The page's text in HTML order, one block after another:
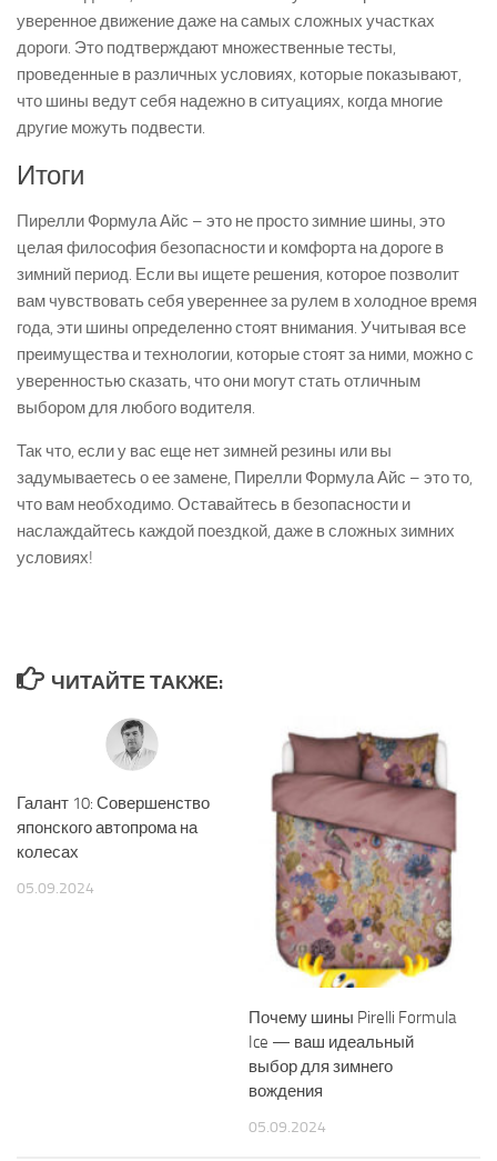
уверенное движение даже на самых сложных участках
дороги. Это подтверждают множественные тесты,
проведенные в различных условиях, которые показывают,
что шины ведут себя надежно в ситуациях, когда многие
другие можуть подвести.
Итоги
Пирелли Формула Айс – это не просто зимние шины, это
целая философия безопасности и комфорта на дороге в
зимний период. Если вы ищете решения, которое позволит
вам чувствовать себя увереннее за рулем в холодное время
года, эти шины определенно стоят внимания. Учитывая все
преимущества и технологии, которые стоят за ними, можно с
уверенностью сказать, что они могут стать отличным
выбором для любого водителя.
Так что, если у вас еще нет зимней резины или вы
задумываетесь о ее замене, Пирелли Формула Айс – это то,
что вам необходимо. Оставайтесь в безопасности и
наслаждайтесь каждой поездкой, даже в сложных зимних
условиях!
ЧИТАЙТЕ ТАКЖЕ:
Галант 10: Совершенство
японского автопрома на
колесах
05.09.2024
Почему шины Pirelli Formula
Ice — ваш идеальный
выбор для зимнего
вождения
05.09.2024